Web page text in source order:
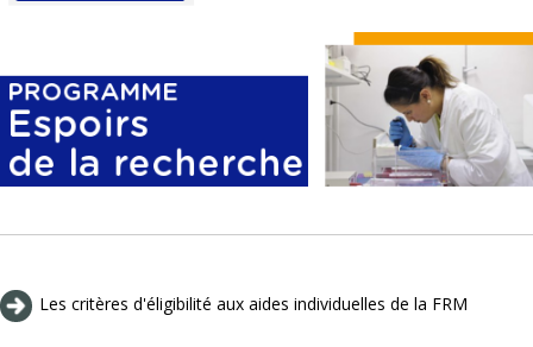
Les critères d'éligibilité aux aides individuelles de la FRM